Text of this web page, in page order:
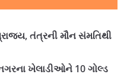
તંત્રની મૌન સંમતિથી
ખેલાડીઓને 10 ગોલ્ડ